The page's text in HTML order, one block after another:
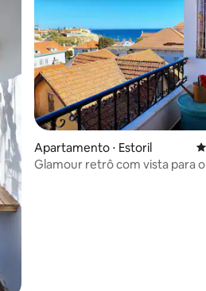
Apartamento ⋅ Estoril
Glamour retrô com vista para o